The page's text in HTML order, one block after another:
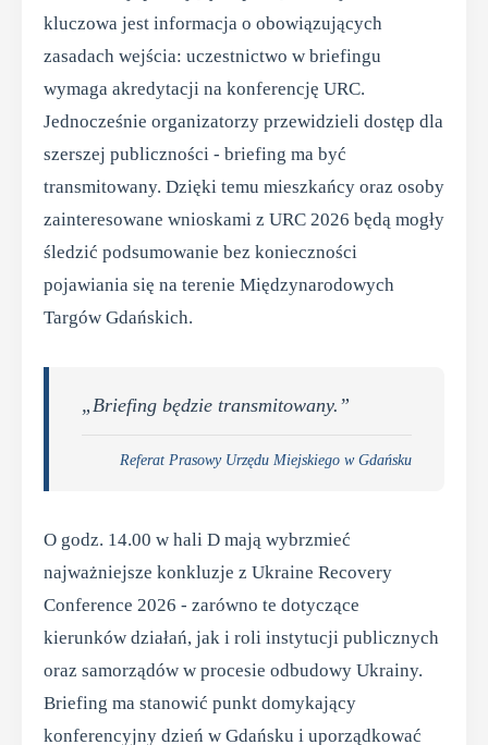
kluczowa jest informacja o obowiązujących
zasadach wejścia: uczestnictwo w briefingu
wymaga akredytacji na konferencję URC.
Jednocześnie organizatorzy przewidzieli dostęp dla
szerszej publiczności - briefing ma być
transmitowany. Dzięki temu mieszkańcy oraz osoby
zainteresowane wnioskami z URC 2026 będą mogły
śledzić podsumowanie bez konieczności
pojawiania się na terenie Międzynarodowych
Targów Gdańskich.
„Briefing będzie transmitowany.”
Referat Prasowy Urzędu Miejskiego w Gdańsku
O godz. 14.00 w hali D mają wybrzmieć
najważniejsze konkluzje z Ukraine Recovery
Conference 2026 - zarówno te dotyczące
kierunków działań, jak i roli instytucji publicznych
oraz samorządów w procesie odbudowy Ukrainy.
Briefing ma stanowić punkt domykający
konferencyjny dzień w Gdańsku i uporządkować